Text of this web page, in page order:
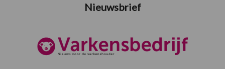
Nieuwsbrief